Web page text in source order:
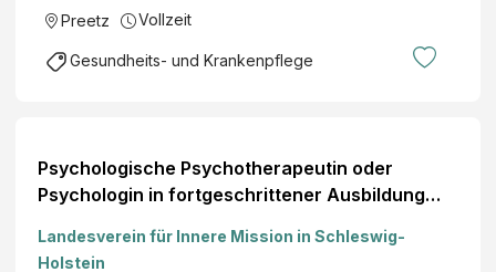
Preetz Vollzeit
Gesundheits- und Krankenpflege
Psychologische Psychotherapeutin oder
Psychologin in fortgeschrittener Ausbildung
Landesverein für Innere Mission in Schleswig-
Holstein